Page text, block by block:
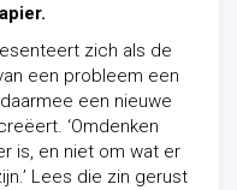
zich als de
een probleem een
een nieuwe
‘Omdenken
is, en niet om wat er
Lees die zin gerust